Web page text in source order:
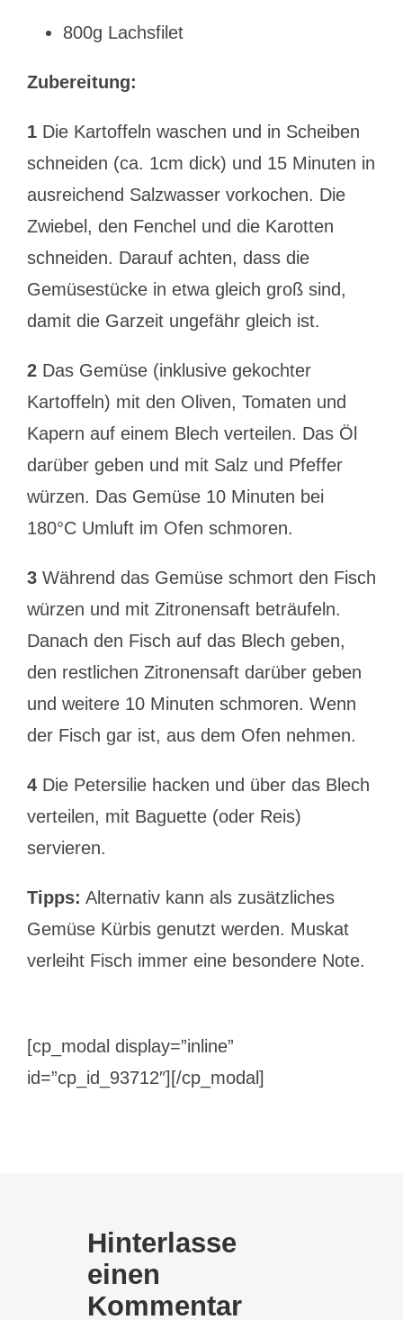
800g Lachsfilet
Zubereitung:
1 Die Kartoffeln waschen und in Scheiben
schneiden (ca. 1cm dick) und 15 Minuten in
ausreichend Salzwasser vorkochen. Die
Zwiebel, den Fenchel und die Karotten
schneiden. Darauf achten, dass die
Gemüsestücke in etwa gleich groß sind,
damit die Garzeit ungefähr gleich ist.
2 Das Gemüse (inklusive gekochter
Kartoffeln) mit den Oliven, Tomaten und
Kapern auf einem Blech verteilen. Das Öl
darüber geben und mit Salz und Pfeffer
würzen. Das Gemüse 10 Minuten bei
180°C Umluft im Ofen schmoren.
3Während das Gemüse schmort den Fisch
würzen und mit Zitronensaft beträufeln.
Danach den Fisch auf das Blech geben,
den restlichen Zitronensaft darüber geben
und weitere 10 Minuten schmoren. Wenn
der Fisch gar ist, aus dem Ofen nehmen.
4Die Petersilie hacken und über das Blech
verteilen, mit Baguette (oder Reis)
servieren.
Tipps: Alternativ kann als zusätzliches
Gemüse Kürbis genutzt werden. Muskat
verleiht Fisch immer eine besondere Note.
[cp_modal display=”inline”
id=”cp_id_93712″][/cp_modal]
Hinterlasse
einen
Kommentar